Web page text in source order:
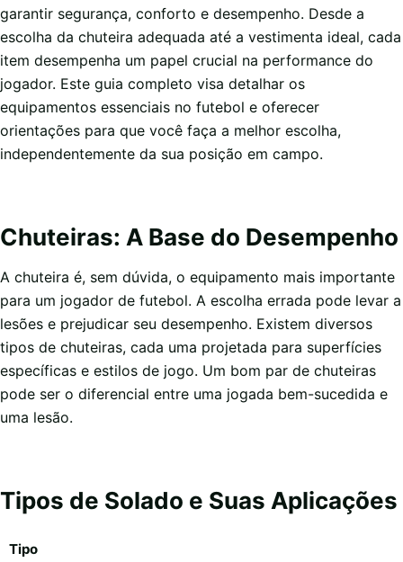
garantir segurança, conforto e desempenho. Desde a
escolha da chuteira adequada até a vestimenta ideal, cada
item desempenha um papel crucial na performance do
jogador. Este guia completo visa detalhar os
equipamentos essenciais no futebol e oferecer
orientações para que você faça a melhor escolha,
independentemente da sua posição em campo.
Chuteiras: A Base do Desempenho
A chuteira é, sem dúvida, o equipamento mais importante
para um jogador de futebol. A escolha errada pode levar a
lesões e prejudicar seu desempenho. Existem diversos
tipos de chuteiras, cada uma projetada para superfícies
específicas e estilos de jogo. Um bom par de chuteiras
pode ser o diferencial entre uma jogada bem-sucedida e
uma lesão.
Tipos de Solado e Suas Aplicações
Tipo